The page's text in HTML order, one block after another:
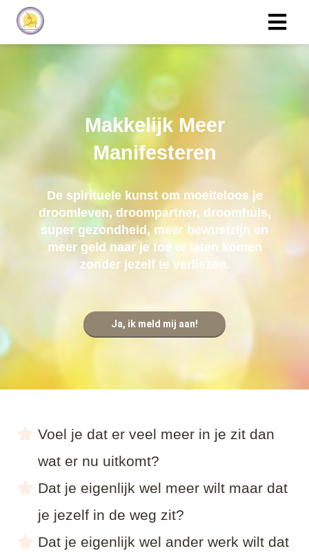
Makkelijk Meer
Manifesteren
De spirituele kunst om moeiteloos je
droomleven, droompartner, droomhuis,
super gezondheid, meer bewustzijn en
meer geld naar je toe te laten komen
zonder jezelf te verliezen.
Ja, ik meld mij aan!
Voel je dat er veel meer in je zit dan
wat er nu uitkomt?
Dat je eigenlijk wel meer wilt maar dat
je jezelf in de weg zit?
Dat je eigenlijk wel ander werk wilt dat